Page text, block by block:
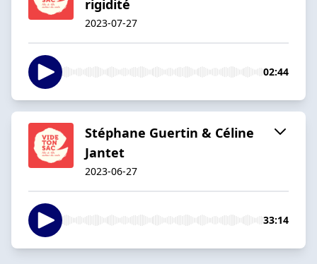
rigidité
2023-07-27
02:44
Stéphane Guertin & Céline
Jantet
2023-06-27
33:14